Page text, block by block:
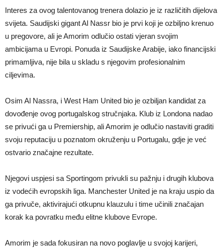
Interes za ovog talentovanog trenera dolazio je iz različitih dijelova
svijeta. Saudijski gigant Al Nassr bio je prvi koji je ozbiljno krenuo
u pregovore, ali je Amorim odlučio ostati vjeran svojim
ambicijama u Evropi. Ponuda iz Saudijske Arabije, iako financijski
primamljiva, nije bila u skladu s njegovim profesionalnim
ciljevima.
Osim Al Nassra, i West Ham United bio je ozbiljan kandidat za
dovođenje ovog portugalskog stručnjaka. Klub iz Londona nadao
se privući ga u Premiership, ali Amorim je odlučio nastaviti graditi
svoju reputaciju u poznatom okruženju u Portugalu, gdje je već
ostvario značajne rezultate.
Njegovi uspjesi sa Sportingom privukli su pažnju i drugih klubova
iz vodećih evropskih liga. Manchester United je na kraju uspio da
ga privuče, aktivirajući otkupnu klauzulu i time učinili značajan
korak ka povratku među elitne klubove Evrope.
Amorim je sada fokusiran na novo poglavlje u svojoj karijeri,